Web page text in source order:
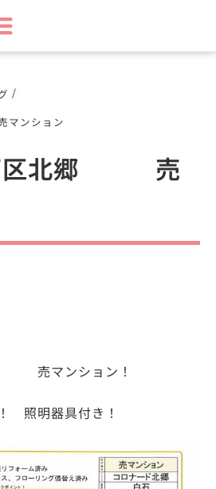
/
ンション
区北郷 売
売マンション！
照明器具付き！